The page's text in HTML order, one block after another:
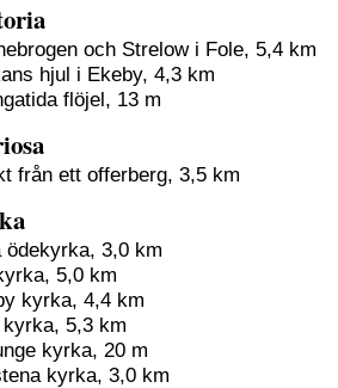
och Strelow i Fole, 5,4 km
hjul i Ekeby, 4,3 km
flöjel, 13 m
från ett offerberg, 3,5 km
ödekyrka, 3,0 km
5,0 km
kyrka, 4,4 km
kyrka, 5,3 km
kyrka, 20 m
kyrka, 3,0 km